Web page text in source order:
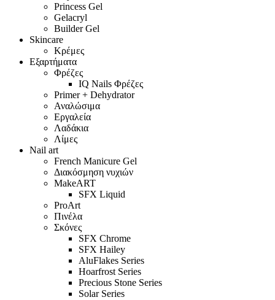
Princess Gel
Gelacryl
Builder Gel
Skincare
Κρέμες
Εξαρτήματα
Φρέζες
IQ Nails Φρέζες
Primer + Dehydrator
Αναλώσιμα
Εργαλεία
Λαδάκια
Λίμες
Nail art
French Manicure Gel
Διακόσμηση νυχιών
MakeART
SFX Liquid
ProArt
Πινέλα
Σκόνες
SFX Chrome
SFX Hailey
AluFlakes Series
Hoarfrost Series
Precious Stone Series
Solar Series